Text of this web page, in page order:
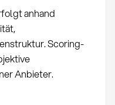
anhand
Scoring-
Anbieter.